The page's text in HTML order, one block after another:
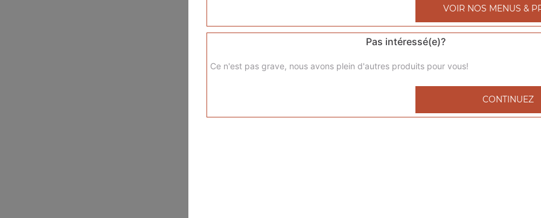
Base sauce tomate, fromage, viande hachée, pommes
Base sauce tomate, fromage, jambon de dinde,
fruits de mer junior
VOIR NOS MENUS &
Pas intéressé(e)?
Ce n'est pas grave, nous avons plein d'autres produits pour vous!
CONTINUEZ